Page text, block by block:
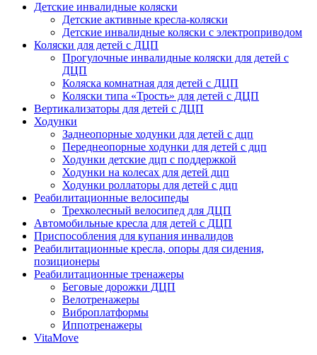
Детские инвалидные коляски
Детские активные кресла-коляски
Детские инвалидные коляски с электроприводом
Коляски для детей с ДЦП
Прогулочные инвалидные коляски для детей с
ДЦП
Коляска комнатная для детей с ДЦП
Коляски типа «Трость» для детей с ДЦП
Вертикализаторы для детей с ДЦП
Ходунки
Заднеопорные ходунки для детей с дцп
Переднеопорные ходунки для детей с дцп
Ходунки детские дцп с поддержкой
Ходунки на колесах для детей дцп
Ходунки роллаторы для детей с дцп
Реабилитационные велосипеды
Трехколесный велосипед для ДЦП
Автомобильные кресла для детей с ДЦП
Приспособления для купания инвалидов
Реабилитационные кресла, опоры для сидения,
позиционеры
Реабилитационные тренажеры
Беговые дорожки ДЦП
Велотренажеры
Виброплатформы
Иппотренажеры
VitaMove